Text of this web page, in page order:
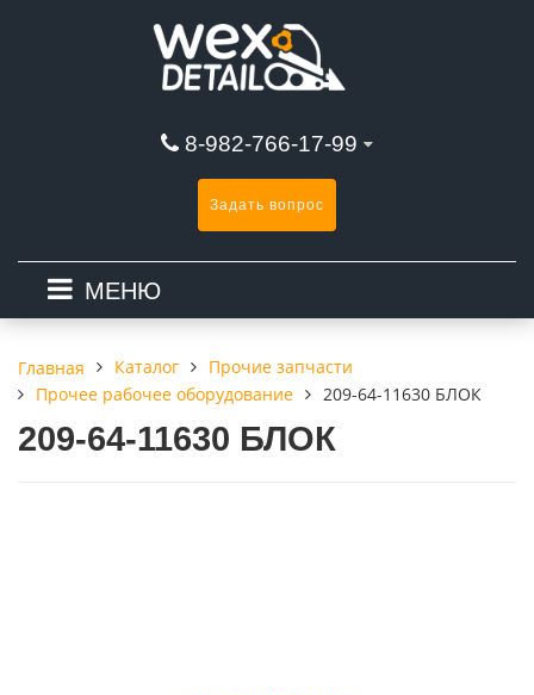
8-982-766-17-99
Задать вопрос
МЕНЮ
Главная Каталог
Прочие запчасти
Прочее рабочее оборудование
209-64-11630 БЛОК
209-64-11630 БЛОК